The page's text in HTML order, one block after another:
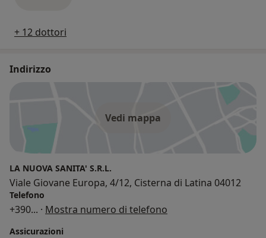
+ 12 dottori
Indirizzo
Vedi mappa
LA NUOVA SANITA' S.R.L.
Viale Giovane Europa, 4/12, Cisterna di Latina 04012
Telefono
+390... · Mostra numero di telefono
Assicurazioni